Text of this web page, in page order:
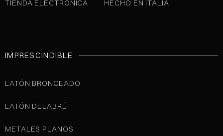
TIENDA ELECTRÓNICA HECHO EN ITALIA
IMPRESCINDIBLE
LATÓN BRONCEADO
LATÓN DELABRÉ
METALES PLANOS